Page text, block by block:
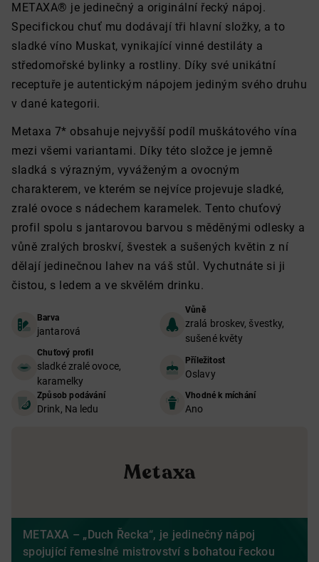
METAXA® je jedinečný a originální řecký nápoj.
Specifickou chuť mu dodávají tři hlavní složky, a to
sladké víno Muskat, vynikající vinné destiláty a
středomořské bylinky a rostliny. Díky své unikátní
receptuře je autentickým nápojem jediným svého druhu
v dané kategorii.
Metaxa 7* obsahuje nejvyšší podíl muškátového vína
mezi všemi variantami. Díky této složce je jemně
sladká s výrazným, vyváženým a ovocným
charakterem, ve kterém se nejvíce projevuje sladké,
zralé ovoce s nádechem karamelek. Tento chuťový
profil spolu s jantarovou barvou s měděnými odlesky a
vůně zralých broskví, švestek a sušených květin z ní
dělají jedinečnou lahev na váš stůl. Vychutnáte si ji
čistou, s ledem a ve skvělém drinku.
Barva
jantarová
Vůně
zralá broskev, švestky,
sušené květy
Chuťový profil
sladké zralé ovoce,
karamelky
Příležitost
Oslavy
Způsob podávání
Drink, Na ledu
Vhodné k míchání
Ano
Metaxa
METAXA – „Duch Řecka“, je jedinečný nápoj
spojující řemeslné mistrovství s bohatou řeckou